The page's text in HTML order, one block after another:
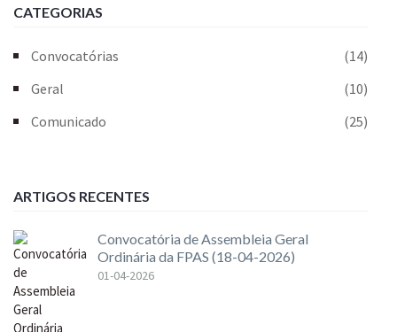
CATEGORIAS
Convocatórias
(14)
Geral
(10)
Comunicado
(25)
ARTIGOS RECENTES
Convocatória de Assembleia Geral
Ordinária da FPAS (18-04-2026)
01-04-2026